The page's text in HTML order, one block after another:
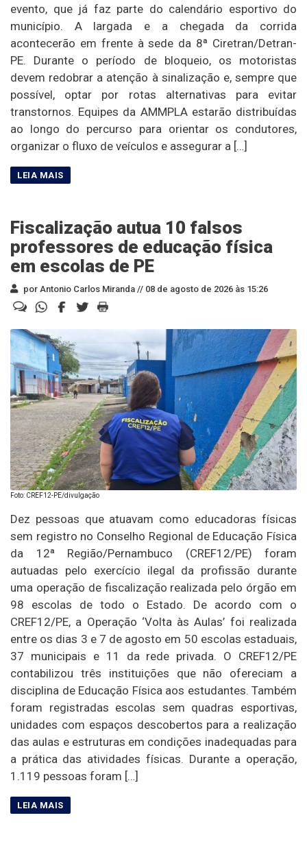
evento, que já faz parte do calendário esportivo do
município. A largada e a chegada da corrida
acontecerão em frente à sede da 8ª Ciretran/Detran-
PE. Durante o período de bloqueio, os motoristas
devem redobrar a atenção à sinalização e, sempre que
possível, optar por rotas alternativas para evitar
transtornos. Equipes da AMMPLA estarão distribuídas
ao longo do percurso para orientar os condutores,
organizar o fluxo de veículos e assegurar a […]
Fiscalização autua 10 falsos
professores de educação física
em escolas de PE
por Antonio Carlos Miranda // 08 de agosto de 2026 às 15:26
Foto: CREF12-PE/divulgação
Dez pessoas que atuavam como educadoras físicas
sem registro no Conselho Regional de Educação Física
da 12ª Região/Pernambuco (CREF12/PE) foram
autuadas pelo exercício ilegal da profissão durante
uma operação de fiscalização realizada pelo órgão em
98 escolas de todo o Estado. De acordo com o
CREF12/PE, a Operação ‘Volta às Aulas’ foi realizada
entre os dias 3 e 7 de agosto em 50 escolas estaduais,
37 municipais e 11 da rede privada. O CREF12/PE
contabilizou três instituições que não ofereciam a
disciplina de Educação Física aos estudantes. Também
foram registradas escolas sem quadras esportivas,
unidades com espaços descobertos para a realização
das aulas e estruturas em condições inadequadas para
a prática das atividades físicas. Durante a operação,
1.119 pessoas foram […]